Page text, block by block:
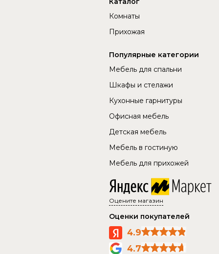
Комнаты
Прихожая
Популярные категории
Мебель для спальни
Шкафы и стелажи
Кухонные гарнитуры
Офисная мебель
Детская мебель
Мебель в гостиную
Мебель для прихожей
Оцените магазин
Оценки покупателей
4.9
4.7